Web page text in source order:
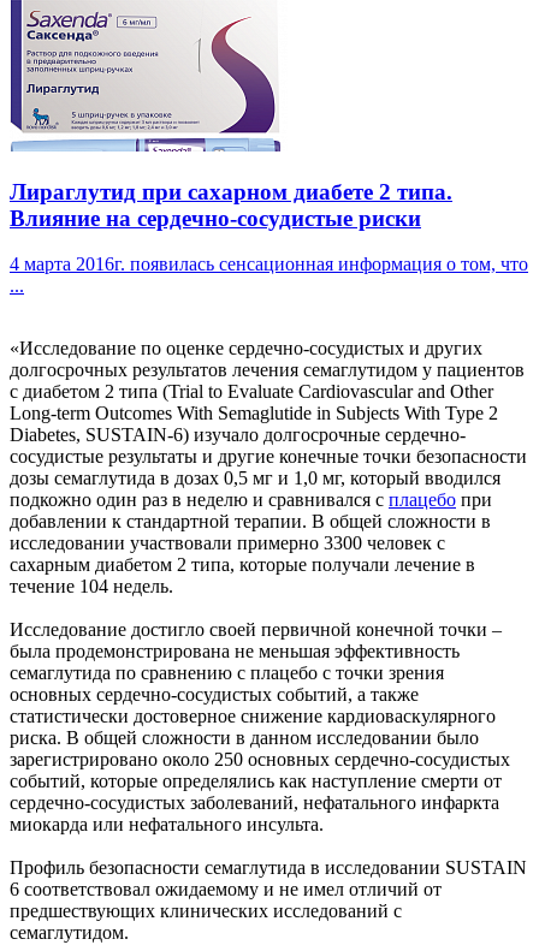
Лираглутид при сахарном диабете 2 типа.
Влияние на сердечно-сосудистые риски
4 марта 2016г. появилась сенсационная информация о том, что
...
«Исследование по оценке сердечно-сосудистых и других
долгосрочных результатов лечения семаглутидом у пациентов
с диабетом 2 типа (Trial to Evaluate Cardiovascular and Other
Long-term Outcomes With Semaglutide in Subjects With Type 2
Diabetes, SUSTAIN-6) изучало долгосрочные сердечно-
сосудистые результаты и другие конечные точки безопасности
дозы семаглутида в дозах 0,5 мг и 1,0 мг, который вводился
подкожно один раз в неделю и сравнивался с плацебо при
добавлении к стандартной терапии. В общей сложности в
исследовании участвовали примерно 3300 человек с
сахарным диабетом 2 типа, которые получали лечение в
течение 104 недель.
Исследование достигло своей первичной конечной точки –
была продемонстрирована не меньшая эффективность
семаглутида по сравнению с плацебо с точки зрения
основных сердечно-сосудистых событий, а также
статистически достоверное снижение кардиоваскулярного
риска. В общей сложности в данном исследовании было
зарегистрировано около 250 основных сердечно-сосудистых
событий, которые определялись как наступление смерти от
сердечно-сосудистых заболеваний, нефатального инфаркта
миокарда или нефатального инсульта.
Профиль безопасности семаглутида в исследовании SUSTAIN
6 соответствовал ожидаемому и не имел отличий от
предшествующих клинических исследований с
семаглутидом.